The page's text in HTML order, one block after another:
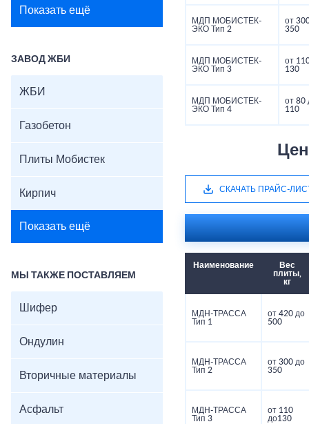
Показать ещё
ЗАВОД ЖБИ
ЖБИ
Газобетон
Плиты Мобистек
Кирпич
Показать ещё
МЫ ТАКЖЕ ПОСТАВЛЯЕМ
Шифер
Ондулин
Вторичные материалы
Асфальт
МДП МОБИСТЕК-
ЭКО Тип 2
от
350
МДП МОБИСТЕК-
ЭКО Тип 3
от
130
МДП МОБИСТЕК-
ЭКО Тип 4
от 80
110
СКАЧАТЬ ПРАЙС-
Наименование
Вес
плиты,
кг
МДН-ТРАССА
Тип 1
от 420 до
500
МДН-ТРАССА
Тип 2
от 300 до
350
МДН-ТРАССА
Тип 3
от 110
до130